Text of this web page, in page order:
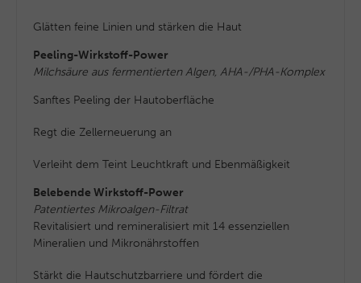
Glätten feine Linien und stärken die Haut
Peeling-Wirkstoff-Power
Milchsäure aus fermentierten Algen, AHA-/PHA-Komplex
Sanftes Peeling der Hautoberfläche
Regt die Zellerneuerung an
Verleiht dem Teint Leuchtkraft und Ebenmäßigkeit
Belebende Wirkstoff-Power
Patentiertes Mikroalgen-Filtrat
Revitalisiert und remineralisiert mit 14 essenziellen
Mineralien und Mikronährstoffen
Stärkt die Hautschutzbarriere und fördert die